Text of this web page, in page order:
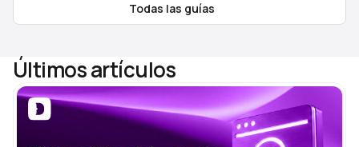
Todas las guías
Últimos artículos